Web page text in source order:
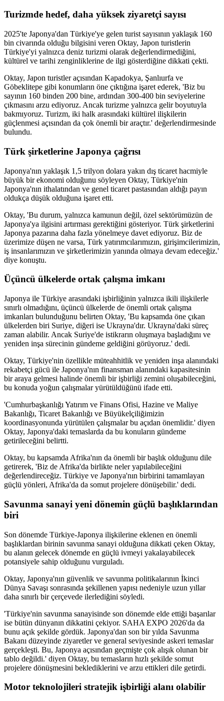
Turizmde hedef, daha yüksek ziyaretçi sayısı
2025'te Japonya'dan Türkiye'ye gelen turist sayısının yaklaşık 160
bin civarında olduğu bilgisini veren Oktay, Japon turistlerin
Türkiye'yi yalnızca deniz turizmi olarak değerlendirmediğini,
kültürel ve tarihi zenginliklerine de ilgi gösterdiğine dikkati çekti.
Oktay, Japon turistler açısından Kapadokya, Şanlıurfa ve
Göbeklitepe gibi konumların öne çıktığına işaret ederek, 'Biz bu
sayının 160 binden 200 bine, ardından 300-400 bin seviyelerine
çıkmasını arzu ediyoruz. Ancak turizme yalnızca gelir boyutuyla
bakmıyoruz. Turizm, iki halk arasındaki kültürel ilişkilerin
güçlenmesi açısından da çok önemli bir araçtır.' değerlendirmesinde
bulundu.
Türk şirketlerine Japonya çağrısı
Japonya'nın yaklaşık 1,5 trilyon dolara yakın dış ticaret hacmiyle
büyük bir ekonomi olduğunu söyleyen Oktay, Türkiye'nin
Japonya'nın ithalatından ve genel ticaret pastasından aldığı payın
oldukça düşük olduğuna işaret etti.
Oktay, 'Bu durum, yalnızca kamunun değil, özel sektörümüzün de
Japonya'ya ilgisini artırması gerektiğini gösteriyor. Türk şirketlerini
Japonya pazarına daha fazla yönelmeye davet ediyoruz. Biz de
üzerimize düşen ne varsa, Türk yatırımcılarımızın, girişimcilerimizin,
iş insanlarımızın ve şirketlerimizin yanında olmaya devam edeceğiz.'
diye konuştu.
Üçüncü ülkelerde ortak çalışma imkanı
Japonya ile Türkiye arasındaki işbirliğinin yalnızca ikili ilişkilerle
sınırlı olmadığını, üçüncü ülkelerde de önemli ortak çalışma
imkanları bulunduğunu belirten Oktay, 'Bu kapsamda öne çıkan
ülkelerden biri Suriye, diğeri ise Ukrayna'dır. Ukrayna'daki süreç
zaman alabilir. Ancak Suriye'de istikrarın oluşmaya başladığını ve
yeniden inşa sürecinin gündeme geldiğini görüyoruz.' dedi.
Oktay, Türkiye'nin özellikle müteahhitlik ve yeniden inşa alanındaki
rekabetçi gücü ile Japonya'nın finansman alanındaki kapasitesinin
bir araya gelmesi halinde önemli bir işbirliği zemini oluşabileceğini,
bu konuda yoğun çalışmalar yürütüldüğünü ifade etti.
'Cumhurbaşkanlığı Yatırım ve Finans Ofisi, Hazine ve Maliye
Bakanlığı, Ticaret Bakanlığı ve Büyükelçiliğimizin
koordinasyonunda yürütülen çalışmalar bu açıdan önemlidir.' diyen
Oktay, Japonya'daki temaslarda da bu konuların gündeme
getirileceğini belirtti.
Oktay, bu kapsamda Afrika'nın da önemli bir başlık olduğunu dile
getirerek, 'Biz de Afrika'da birlikte neler yapılabileceğini
değerlendireceğiz. Türkiye ve Japonya'nın birbirini tamamlayan
güçlü yönleri, Afrika'da da somut projelere dönüşebilir.' dedi.
Savunma sanayi yeni dönemin güçlü başlıklarından
biri
Son dönemde Türkiye-Japonya ilişkilerine eklenen en önemli
başlıklardan birinin savunma sanayi olduğuna dikkati çeken Oktay,
bu alanın gelecek dönemde en güçlü ivmeyi yakalayabilecek
potansiyele sahip olduğunu vurguladı.
Oktay, Japonya'nın güvenlik ve savunma politikalarının İkinci
Dünya Savaşı sonrasında şekillenen yapısı nedeniyle uzun yıllar
daha sınırlı bir çerçevede ilerlediğini söyledi.
'Türkiye'nin savunma sanayisinde son dönemde elde ettiği başarılar
ise bütün dünyanın dikkatini çekiyor. SAHA EXPO 2026'da da
bunu açık şekilde gördük. Japonya'dan son bir yılda Savunma
Bakanı düzeyinde ziyaretler ve general seviyesinde askeri temaslar
gerçekleşti. Bu, Japonya açısından geçmişte çok alışık olunan bir
tablo değildi.' diyen Oktay, bu temasların hızlı şekilde somut
projelere dönüşmesini beklediklerini ve arzu ettikleri dile getirdi.
Motor teknolojileri stratejik işbirliği alanı olabilir